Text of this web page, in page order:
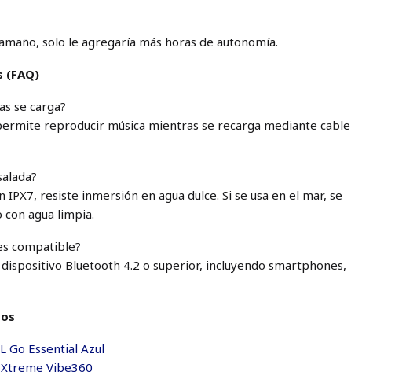
solo le agregaría más horas de autonomía.
(FAQ)
se carga?
reproducir música mientras se recarga mediante cable
IPX7, resiste inmersión en agua dulce. Si se usa en el mar, se
agua limpia.
compatible?
dispositivo Bluetooth 4.2 o superior, incluyendo smartphones,
Go Essential Azul
Vibe360